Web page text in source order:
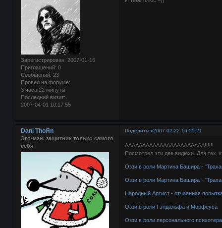
Зарегистрирован: 2007-01-16
Приглашений: 0
Сообщений: 23
Провел на форуме:
3 часа 22 минуты
Последний визит:
2007-04-01 10:17:55
Поделиться2007-02-22 16:55:21
Dani ThoЯn
Эго-мэн, защитник только самого
себя
ААААААААААААААААААААААА!!!!!!
Посмотрел эти две видюхи. Для тех,
Оззи в роли Мартина Башира -
Оззи в роли Мартина Башира -
Народный Артист - отчаянная
Оззи в роли Гэндальфа и Морфеуса
Оззи в роли персонального